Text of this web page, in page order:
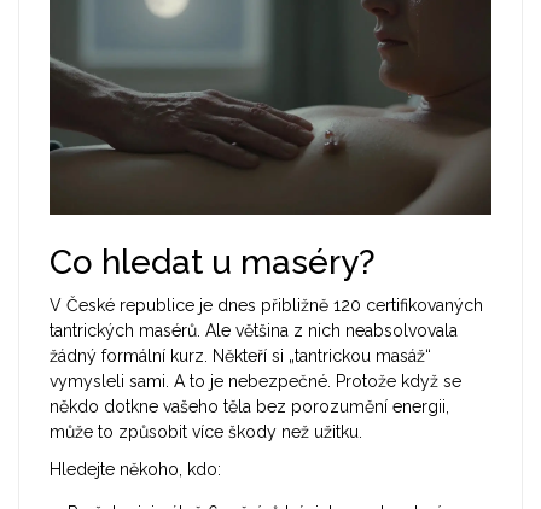
Co hledat u maséry?
V České republice je dnes přibližně 120 certifikovaných
tantrických masérů. Ale většina z nich neabsolvovala
žádný formální kurz. Někteří si „tantrickou masáž“
vymysleli sami. A to je nebezpečné. Protože když se
někdo dotkne vašeho těla bez porozumění energii,
může to způsobit více škody než užitku.
Hledejte někoho, kdo: